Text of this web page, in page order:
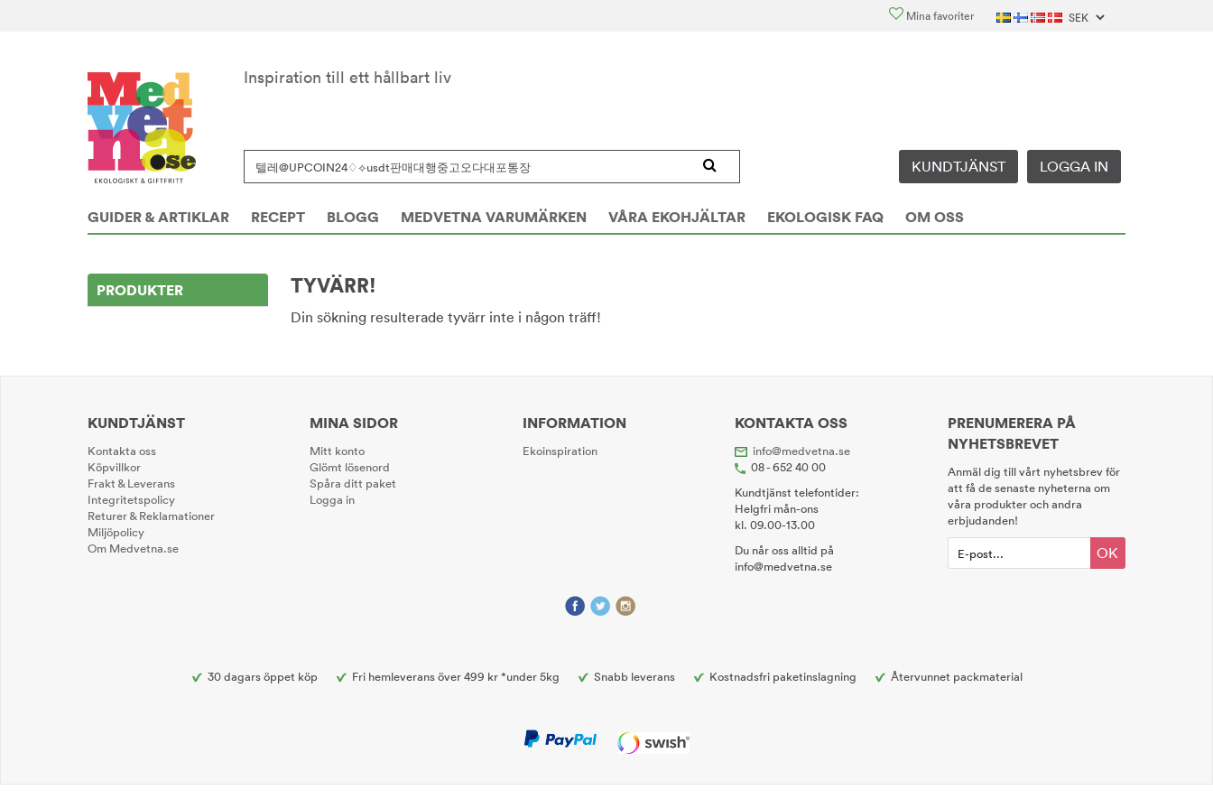
Mina favoriter
Inspiration till ett hållbart liv
KUNDTJÄNST LOGGA IN
GUIDER & ARTIKLAR RECEPT BLOGG MEDVETNA VARUMÄRKEN VÅRA EKOHJÄLTAR EKOLOGISK FAQ OM OSS
PRODUKTER TYVÄRR!
Din sökning resulterade tyvärr inte i någon träff!
KUNDTJÄNST
Kontakta oss
Köpvillkor
Frakt & Leverans
Integritetspolicy
Returer & Reklamationer
Miljöpolicy
Om Medvetna.se
MINA SIDOR
Mitt konto
Glömt lösenord
Spåra ditt paket
Logga in
INFORMATION
Ekoinspiration
KONTAKTA OSS
info@medvetna.se
08 - 652 40 00
Kundtjänst telefontider:
Helgfri mån-ons
kl. 09.00-13.00
Du når oss alltid på
info@medvetna.se
PRENUMERERA PÅ
NYHETSBREVET
Anmäl dig till vårt nyhetsbrev för
att få de senaste nyheterna om
våra produkter och andra
erbjudanden!
OK
30 dagars öppet köp Fri hemleverans över 499 kr *under 5kg Snabb leverans Kostnadsfri paketinslagning Återvunnet packmaterial